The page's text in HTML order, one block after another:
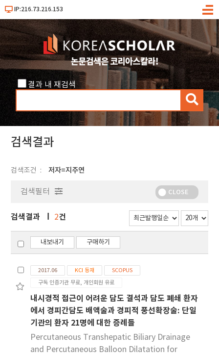
IP:216.73.216.153
메
결과 내 재검색
검
색
검색결과
검색조건 저자=지주연
검색필터 CLOSE
검색결과 2건
내보내기 구매하기
2017.06 KCI 등재
SCOPUS
구독 인증기관 무료, 개인회원 유료
내시경적 접근이 어려운 담도 결석과 담도 폐쇄 환자
에서 경피간담도 배액술과 경피적 풍선확장술: 단일
기관의 환자 21명에 대한 증례들
Percutaneous Transhepatic Biliary Drainage
and Percutaneous Balloon Dilatation for